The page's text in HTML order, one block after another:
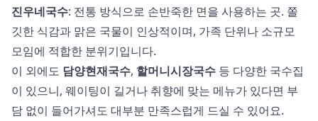
진우네국수: 전통 방식으로 손반죽한 면을 사용하는 곳. 쫄
깃한 식감과 맑은 국물이 인상적이며, 가족 단위나 소규모
모임에 적합한 분위기입니다.
이 외에도 담양현재국수, 할머니시장국수 등 다양한 국수집
이 있으니, 웨이팅이 길거나 취향에 맞는 메뉴가 있다면 부
담 없이 들어가셔도 대부분 만족스럽게 드실 수 있어요.